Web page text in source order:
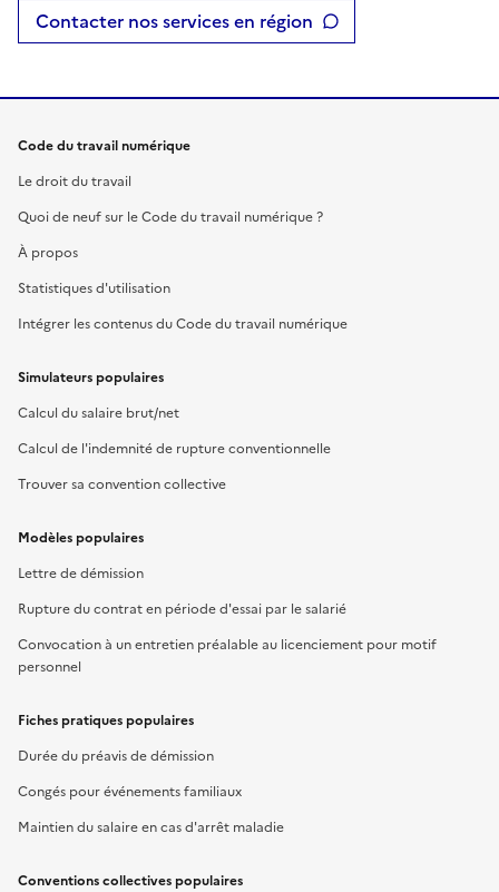
Contacter nos services en région
Code du travail numérique
Le droit du travail
Quoi de neuf sur le Code du travail numérique ?
À propos
Statistiques d'utilisation
Intégrer les contenus du Code du travail numérique
Simulateurs populaires
Calcul du salaire brut/net
Calcul de l'indemnité de rupture conventionnelle
Trouver sa convention collective
Modèles populaires
Lettre de démission
Rupture du contrat en période d'essai par le salarié
Convocation à un entretien préalable au licenciement pour motif
personnel
Fiches pratiques populaires
Durée du préavis de démission
Congés pour événements familiaux
Maintien du salaire en cas d'arrêt maladie
Conventions collectives populaires